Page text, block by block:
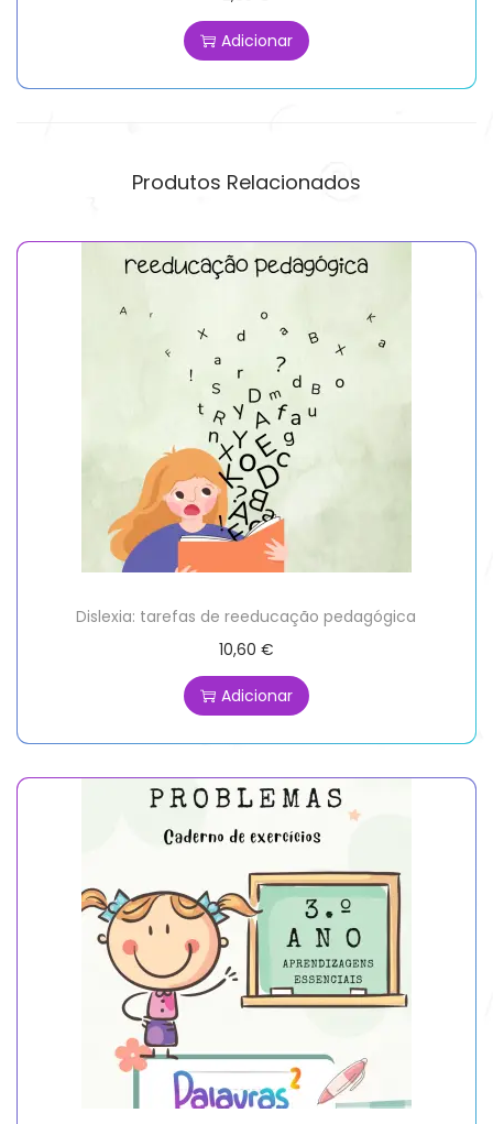
Adicionar
Produtos Relacionados
Dislexia: tarefas de reeducação pedagógica
10,60 €
Adicionar